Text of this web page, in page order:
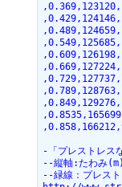
-「プレストレス
--縦軸:たわみ
--緑線：プレス